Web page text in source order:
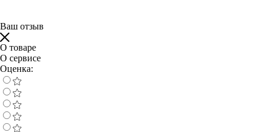
Ваш отзыв
О товаре
О сервисе
Оценка: